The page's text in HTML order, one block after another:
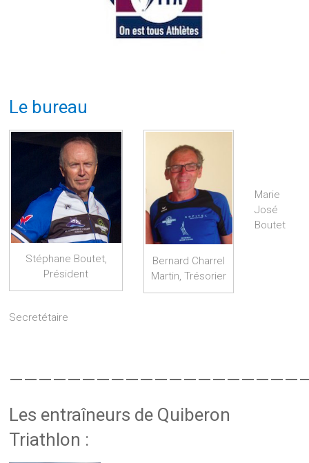
Le bureau
Stéphane Boutet,
Président
Bernard Charrel
Martin, Trésorier
Marie
José
Boutet
Secretétaire
Les entraîneurs de Quiberon
Triathlon :